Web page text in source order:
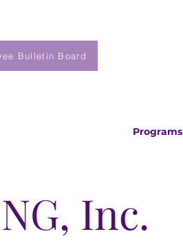
Bulletin Board
Programs
Inc.